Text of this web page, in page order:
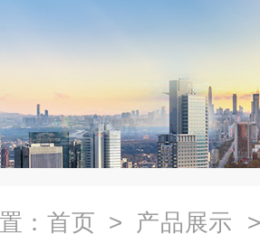
： 首页 > 产品展示